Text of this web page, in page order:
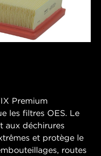
Premium
les filtres OES. Le
aux déchirures
et protège le
routes